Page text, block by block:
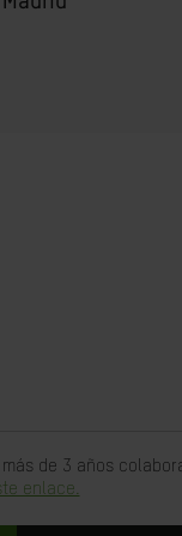
de 3 años
enlace.